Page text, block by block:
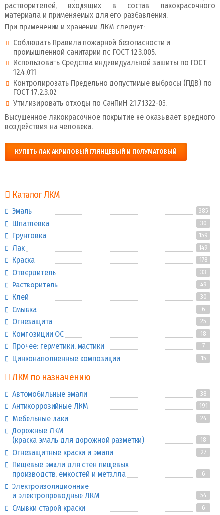
растворителей, входящих в состав лакокрасочного
материала и применяемых для его разбавления.
При применении и хранении ЛКМ следует:
Соблюдать Правила пожарной безопасности и
промышленной санитарии по ГОСТ 12.3.005.
Использовать Средства индивидуальной защиты по ГОСТ
12.4.011
Контролировать Предельно допустимые выбросы (ПДВ) по
ГОСТ 17.2.3.02
Утилизировать отходы по СанПиН 2.1.7.1322-03.
Высушенное лакокрасочное покрытие не оказывает вредного
воздействия на человека.
КУПИТЬ ЛАК АКРИЛОВЫЙ ГЛЯНЦЕВЫЙ И ПОЛУМАТОВЫЙ
Каталог ЛКМ
Эмаль 385
Шпатлевка 30
Грунтовка 159
Лак 149
Краска 178
Отвердитель 33
Растворитель 49
Клей 30
Смывка 6
Огнезащита 25
Композиции ОС 18
Прочее: герметики, мастики 7
Цинконаполненные композиции 15
ЛКМ по назначению
Автомобильные эмали 38
Антикоррозийные ЛКМ 191
Мебельные лаки 24
Дорожные ЛКМ
(краска эмаль для дорожной разметки)
18
Огнезащитные краски и эмали 27
Пищевые эмали для стен пищевых
производств, емкостей и металла
6
Электроизоляционные
и электропроводные ЛКМ
54
Смывки старой краски 6